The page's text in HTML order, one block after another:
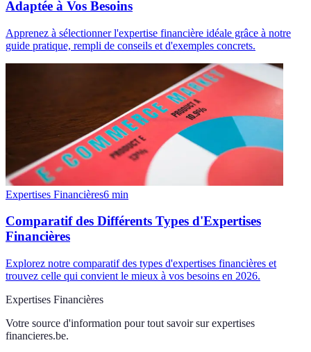
Adaptée à Vos Besoins
Apprenez à sélectionner l'expertise financière idéale grâce à notre
guide pratique, rempli de conseils et d'exemples concrets.
Expertises Financières6 min
Comparatif des Différents Types d'Expertises
Financières
Explorez notre comparatif des types d'expertises financières et
trouvez celle qui convient le mieux à vos besoins en 2026.
Expertises Financières
Votre source d'information pour tout savoir sur expertises
financieres.be.